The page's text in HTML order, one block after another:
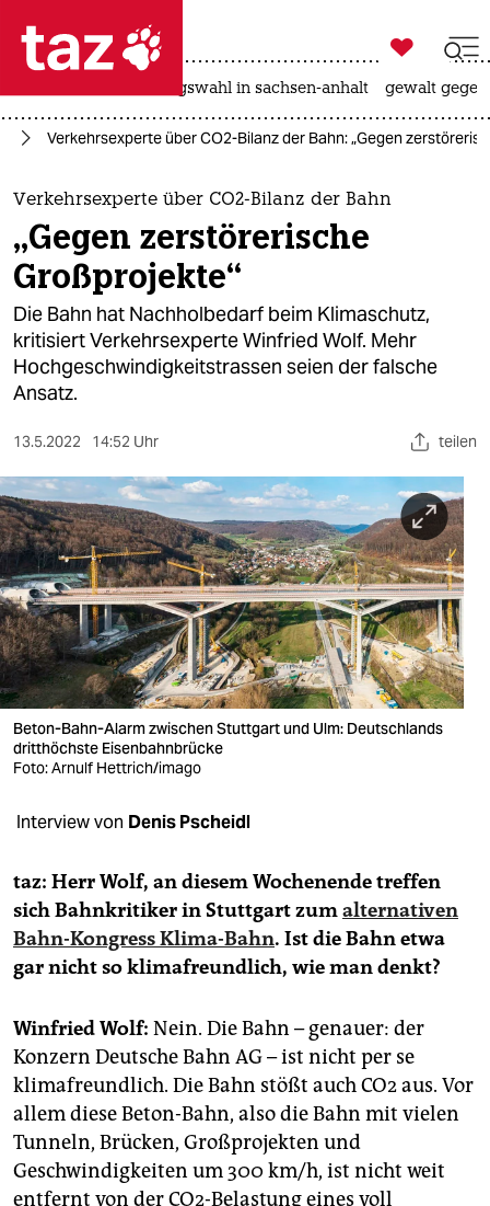
 taz zahl ich
taz zahl ich
themen
politik
öko
gesellschaft
kultur
sport
berlin
nord
wahrheit
verlag
verlag
veranstaltungen
shop
fragen & hilfe
abo
genossenschaft
epaper login

taz zahl ich
landtagswahl in sachsen-anhalt gewalt
Verkehrsexperte über CO2-Bilanz der Bahn: „Gegen
Verkehrsexperte über CO2-Bilanz der Bahn
„Gegen zerstörerische
Großprojekte“
Die Bahn hat Nachholbedarf beim Klimaschutz,
kritisiert Verkehrsexperte Winfried Wolf. Mehr
Hochgeschwindigkeitstrassen seien der falsche
Ansatz.
13.5.2022 14:52 Uhr teilen
Beton-Bahn-Alarm zwischen Stuttgart und Ulm: Deutschlands
dritthöchste Eisenbahnbrücke
Foto: Arnulf Hettrich/imago
Interview von Denis Pscheidl
taz: Herr Wolf, an diesem Wochenende treffen
sich Bahnkritiker in Stuttgart zumalternativen
Bahn-Kongress Klima-Bahn. Ist die Bahn etwa
gar nicht so klimafreundlich, wie man denkt?
Winfried Wolf: Nein. Die Bahn – genauer: der
Konzern Deutsche Bahn AG – ist nicht per se
klimafreundlich. Die Bahn stößt auch CO2 aus. Vor
allem diese Beton-Bahn, also die Bahn mit vielen
Tunneln, Brücken, Großprojekten und
Geschwindigkeiten um 300 km/h, ist nicht weit
entfernt von der CO2-Belastung eines voll